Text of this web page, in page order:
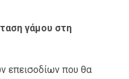
γάμου στη
επεισοδίων που θα